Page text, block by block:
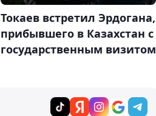
Токаев встретил Эрдогана,
прибывшего в Казахстан с
государственным визитом